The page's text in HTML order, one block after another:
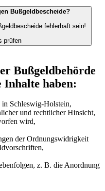
Bußgeldbescheide?
fehlerhaft sein!
prüfen
Bußgeldbehörde
Inhalte haben:
Schleswig-Holstein,
und rechtlicher Hinsicht,
wird,
der Ordnungswidrigkeit
z. B. die Anordnung